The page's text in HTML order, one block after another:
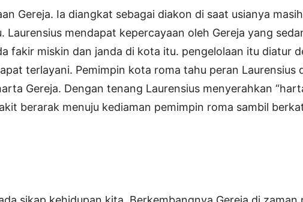
Gereja. Ia diangkat sebagai diakon di saat usianya
mendapat kepercayaan oleh Gereja yang
fakir miskin dan janda di kota itu. pengelolaan itu diatur
terlayani. Pemimpin kota roma tahu peran Laurensius
Gereja. Dengan tenang Laurensius menyerahkan
berarak menuju kediaman pemimpin roma sambil